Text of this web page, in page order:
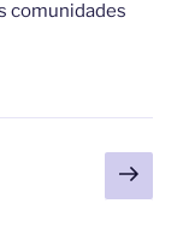
comunidades